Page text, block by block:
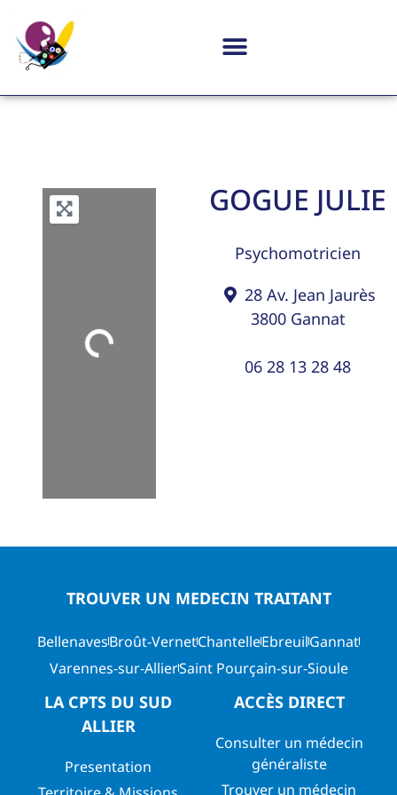
Loading...
GOGUE JULIE
Psychomotricien
28 Av. Jean Jaurès
3800 Gannat
06 28 13 28 48
TROUVER UN MEDECIN TRAITANT
BellenavesBroût-VernetChantelleEbreuilGannat
Varennes-sur-AllierSaint Pourçain-sur-Sioule
LA CPTS DU SUD
ALLIER
Presentation
ACCÈS DIRECT
Consulter un médecin
généraliste
Trouver un médecin